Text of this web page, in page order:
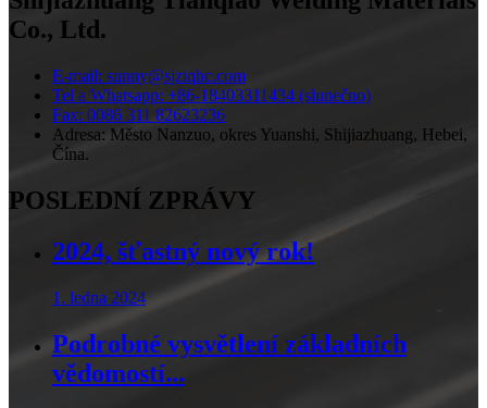
Co., Ltd.
E-mail: sunny@sjztqhc.com
Tel a Whatsapp: +86-18403311434 (slunečno)
Fax: 0086 311 82623236
Adresa: Město Nanzuo, okres Yuanshi, Shijiazhuang, Hebei,
Čína.
POSLEDNÍ ZPRÁVY
2024, šťastný nový rok!
1. ledna 2024
Podrobné vysvětlení základních
vědomostí...